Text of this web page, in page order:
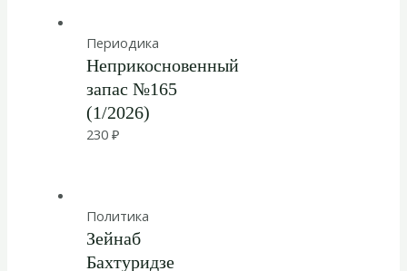
Периодика
Неприкосновенный
запас №165
(1/2026)
230₽
Политика
Зейнаб
Бахтуридзе